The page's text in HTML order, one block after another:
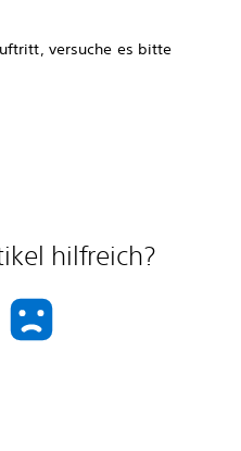
versuche es bitte
hilfreich?